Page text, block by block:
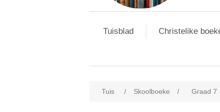
Tuisblad Christelike
Tuis / Skoolboeke / Graad 7